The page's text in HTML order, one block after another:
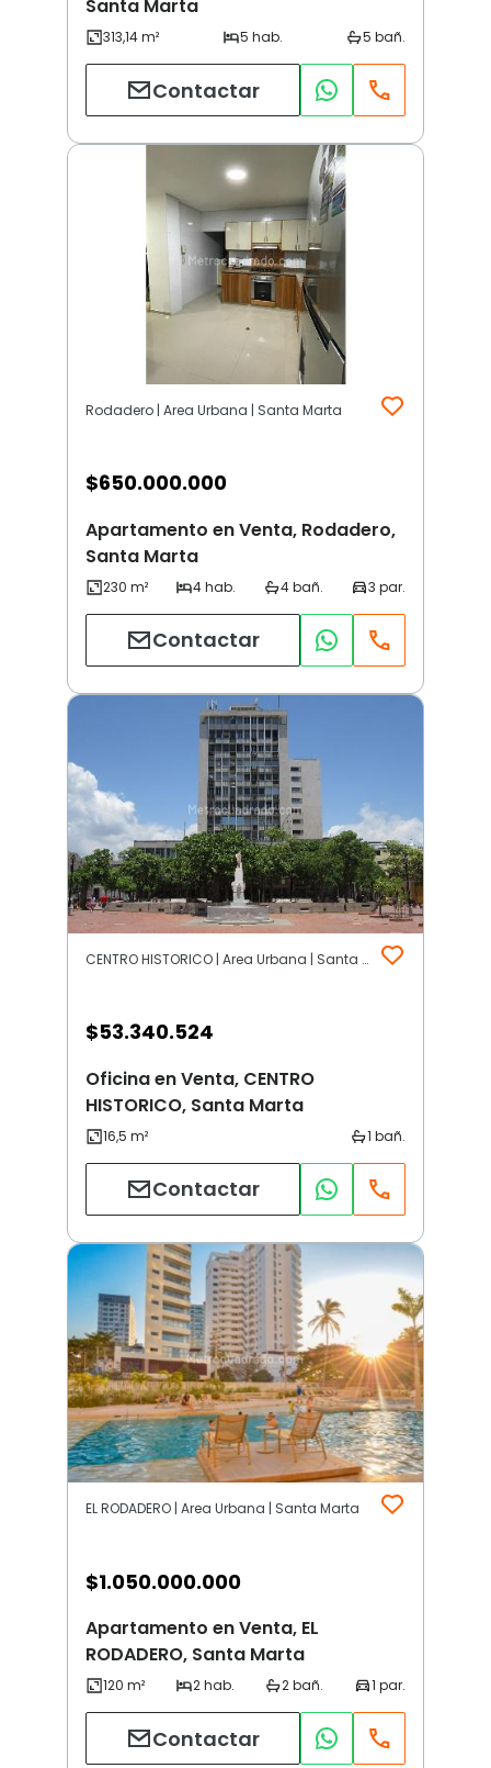
Santa Marta
Contactar
Rodadero | Area Urbana | Santa Marta
$650.000.000
Apartamento en Venta, Rodadero,
Santa Marta
Contactar
CENTRO HISTORICO | Area Urbana | Santa Marta
$53.340.524
Oficina en Venta, CENTRO
HISTORICO, Santa Marta
Contactar
EL RODADERO | Area Urbana | Santa Marta
$1.050.000.000
Apartamento en Venta, EL
RODADERO, Santa Marta
Contactar